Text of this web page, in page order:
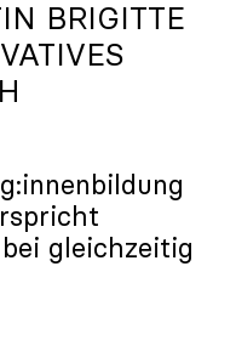
BRIGITTE
gleichzeitig